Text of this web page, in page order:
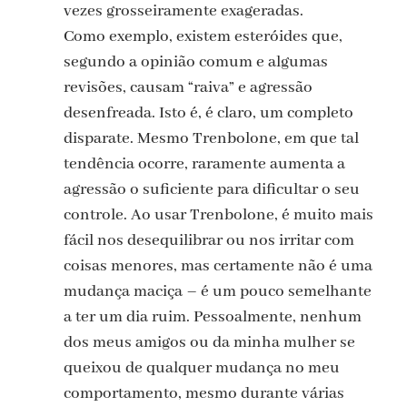
vezes grosseiramente exageradas.
Como exemplo, existem esteróides que,
segundo a opinião comum e algumas
revisões, causam “raiva” e agressão
desenfreada. Isto é, é claro, um completo
disparate. Mesmo Trenbolone, em que tal
tendência ocorre, raramente aumenta a
agressão o suficiente para dificultar o seu
controle. Ao usar Trenbolone, é muito mais
fácil nos desequilibrar ou nos irritar com
coisas menores, mas certamente não é uma
mudança maciça – é um pouco semelhante
a ter um dia ruim. Pessoalmente, nenhum
dos meus amigos ou da minha mulher se
queixou de qualquer mudança no meu
comportamento, mesmo durante várias